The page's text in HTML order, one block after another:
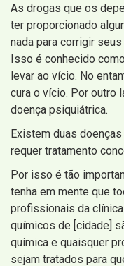
As drogas que os
ter proporcionado
nada para corrigir
Isso é conhecido
levar ao vício. No
cura o vício. Por outro
doença psiquiátrica.
Existem duas
requer tratamento
Por isso é tão
tenha em mente que
profissionais da
químicos de [cidade]
química e quaisquer
sejam tratados para